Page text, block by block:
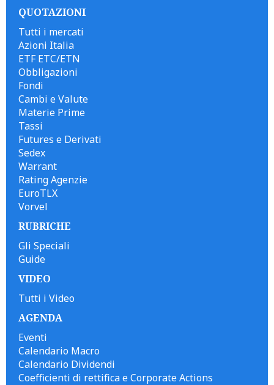
QUOTAZIONI
Tutti i mercati
Azioni Italia
ETF ETC/ETN
Obbligazioni
Fondi
Cambi e Valute
Materie Prime
Tassi
Futures e Derivati
Sedex
Warrant
Rating Agenzie
EuroTLX
Vorvel
RUBRICHE
Gli Speciali
Guide
VIDEO
Tutti i Video
AGENDA
Eventi
Calendario Macro
Calendario Dividendi
Coefficienti di rettifica e Corporate Actions